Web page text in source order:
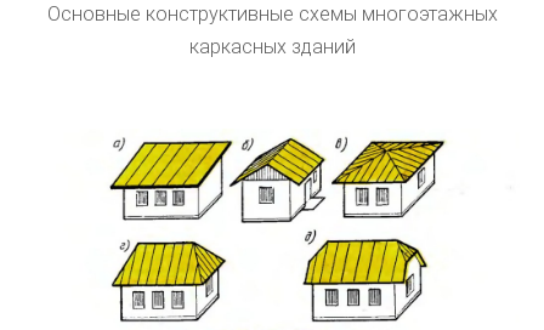
Основные конструктивные схемы многоэтажных
каркасных зданий